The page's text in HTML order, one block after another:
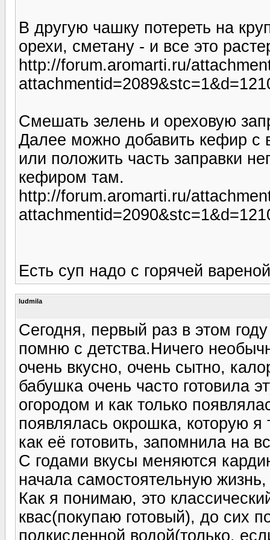
В другую чашку потереть на
орехи, сметану - и все это
http://forum.aromarti.ru/
Смешать зелень и ореховую
Далее можно добавить кефир с
или положить часть заправки
кефиром там.
http://forum.aromarti.ru/
Есть суп надо с горячей
ludmila
Сегодня, первый раз в этом
помню с детства.Ничего
очень вкусно, очень сытно,
бабушка очень часто готовила
огородом и как только
появлялась окрошка, которую
как её готовить, запомнила на
С годами вкусы меняются
начала самостоятельную
Как я понимаю, это
квас(покупаю готовый), до сих
подкисленной водой(только,